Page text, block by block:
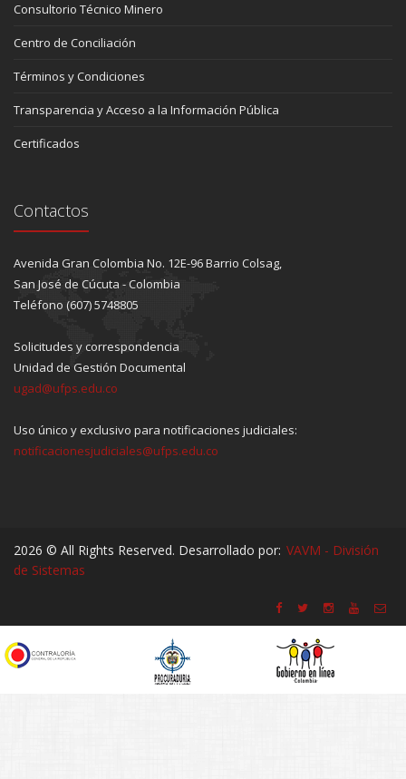
Consultorio Técnico Minero
Centro de Conciliación
Términos y Condiciones
Transparencia y Acceso a la Información Pública
Certificados
Contactos
Avenida Gran Colombia No. 12E-96 Barrio Colsag,
San José de Cúcuta - Colombia
Teléfono (607) 5748805
Solicitudes y correspondencia
Unidad de Gestión Documental
ugad@ufps.edu.co
Uso único y exclusivo para notificaciones judiciales:
notificacionesjudiciales@ufps.edu.co
2026 © All Rights Reserved. Desarrollado por: VAVM - División
de Sistemas